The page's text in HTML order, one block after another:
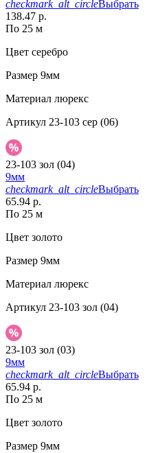
checkmark_alt_circleВыбрать
138.47 р.
По 25 м
Цвет серебро
Размер 9мм
Материал люрекс
Артикул 23-103 сер (06)
23-103 зол (04)
9мм
checkmark_alt_circleВыбрать
65.94 р.
По 25 м
Цвет золото
Размер 9мм
Материал люрекс
Артикул 23-103 зол (04)
23-103 зол (03)
9мм
checkmark_alt_circleВыбрать
65.94 р.
По 25 м
Цвет золото
Размер 9мм